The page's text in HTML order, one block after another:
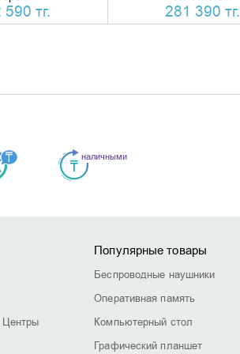
тг. 281 390 тг.
Центры
Популярные товары
Беспроводные наушники
Оперативная память
Компьютерный стол
Графический планшет